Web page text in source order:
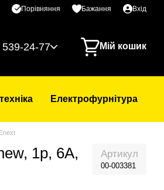
Порівняння Бажання Вхід
539-24-77 Мій кошик
Електрофурнітура
1p, 6A,
Артикул
00-003381